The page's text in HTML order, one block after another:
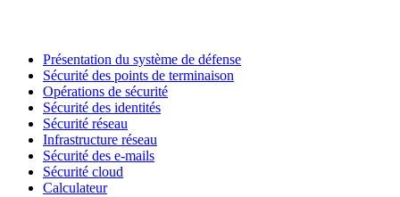
Présentation du système de défense
Sécurité des points de terminaison
Opérations de sécurité
Sécurité des identités
Sécurité réseau
Infrastructure réseau
Sécurité des e-mails
Sécurité cloud
Calculateur